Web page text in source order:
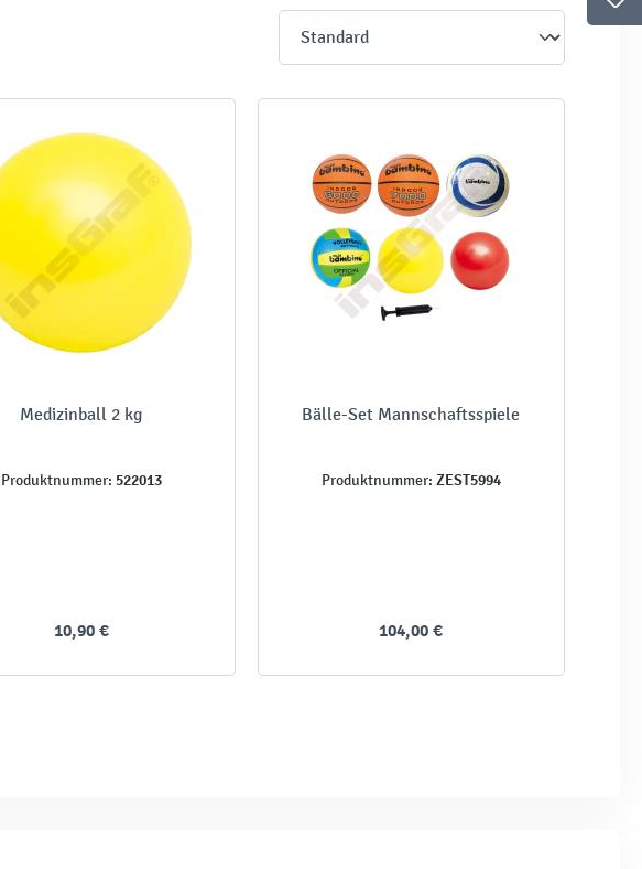
Medizinball 2 kg
Produktnummer: 522013
10,90 €
Bälle-Set Mannschaftsspiele
Produktnummer: ZEST5994
104,00 €